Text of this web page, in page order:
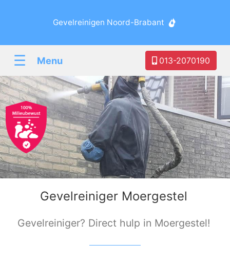
Gevelreinigen Noord-Brabant
☰ Menu 013-2070190
Gevelreiniger Moergestel
Gevelreiniger? Direct hulp in Moergestel!